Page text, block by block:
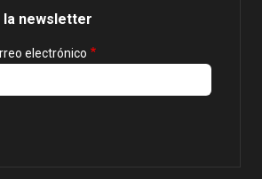
la newsletter
electrónico